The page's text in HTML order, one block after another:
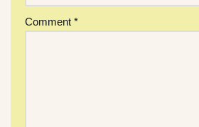
Comment *